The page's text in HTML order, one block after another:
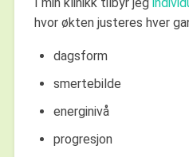
hvor økten justeres hver
dagsform
smertebilde
energinivå
progresjon